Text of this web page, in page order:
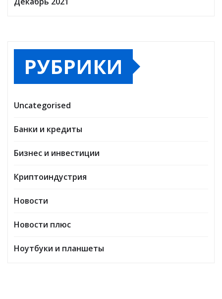
РУБРИКИ
Uncategorised
Банки и кредиты
Бизнес и инвестиции
Криптоиндустрия
Новости
Новости плюс
Ноутбуки и планшеты